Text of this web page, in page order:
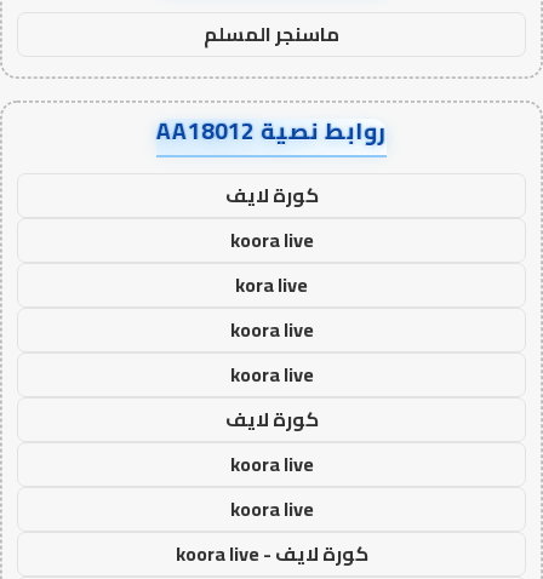
ماسنجر المسلم
روابط نصية AA18012
كورة لايف
koora live
kora live
koora live
koora live
كورة لايف
koora live
koora live
كورة لايف - koora live